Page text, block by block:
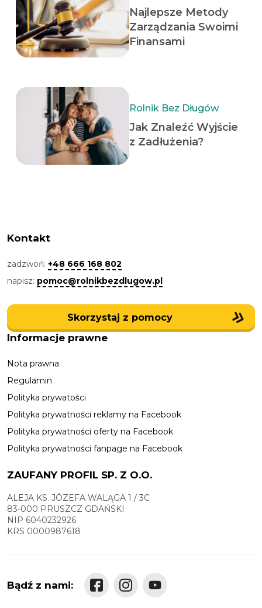
Najlepsze Metody
Zarządzania Swoimi
Finansami
Rolnik Bez Długów
Jak Znaleźć Wyjście
z Zadłużenia?
Kontakt
zadzwoń: +48 666 168 802
napisz: pomoc@rolnikbezdlugow.pl
Skorzystaj z pomocy
Informacje prawne
Nota prawna
Regulamin
Polityka prywatości
Polityka prywatności reklamy na Facebook
Polityka prywatności oferty na Facebook
Polityka prywatności fanpage na Facebook
ZAUFANY PROFIL SP. Z O.O.
ALEJA KS. JÓZEFA WALĄGA 1 / 3C
83-000 PRUSZCZ GDAŃSKI
NIP 6040232926
KRS 0000987618
Bądź z nami: